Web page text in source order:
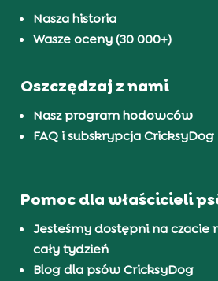
Nasza historia
Wasze oceny (30 000+)
Oszczędzaj z nami
Nasz program hodowców
FAQ i subskrypcja CricksyDog
Pomoc dla właścicieli
Jesteśmy dostępni na czacie
cały tydzień
Blog dla psów CricksyDog